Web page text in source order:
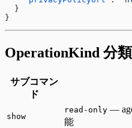
  }
}
OperationKind 分類
サブコマン
ド
show
read-only —
能